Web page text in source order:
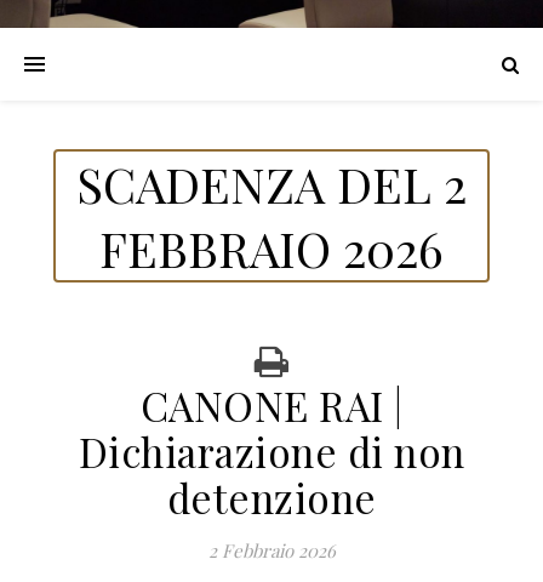
SCADENZA DEL 2
FEBBRAIO 2026
CANONE RAI |
Dichiarazione di non
detenzione
2 Febbraio 2026